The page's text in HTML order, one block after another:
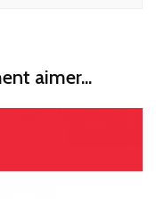
aimer...